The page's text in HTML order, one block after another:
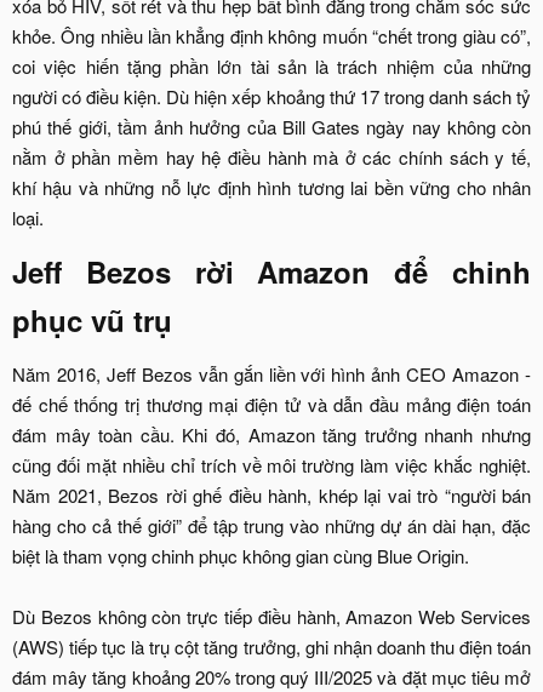
xóa bỏ HIV, sốt rét và thu hẹp bất bình đẳng trong chăm sóc sức
khỏe. Ông nhiều lần khẳng định không muốn “chết trong giàu có”,
coi việc hiến tặng phần lớn tài sản là trách nhiệm của những
người có điều kiện. Dù hiện xếp khoảng thứ 17 trong danh sách tỷ
phú thế giới, tầm ảnh hưởng của Bill Gates ngày nay không còn
nằm ở phần mềm hay hệ điều hành mà ở các chính sách y tế,
khí hậu và những nỗ lực định hình tương lai bền vững cho nhân
loại.​
Jeff Bezos rời Amazon để chinh
phục vũ trụ
Năm 2016, Jeff Bezos vẫn gắn liền với hình ảnh CEO Amazon -
đế chế thống trị thương mại điện tử và dẫn đầu mảng điện toán
đám mây toàn cầu. Khi đó, Amazon tăng trưởng nhanh nhưng
cũng đối mặt nhiều chỉ trích về môi trường làm việc khắc nghiệt.
Năm 2021, Bezos rời ghế điều hành, khép lại vai trò “người bán
hàng cho cả thế giới” để tập trung vào những dự án dài hạn, đặc
biệt là tham vọng chinh phục không gian cùng Blue Origin.
Dù Bezos không còn trực tiếp điều hành, Amazon Web Services
(AWS) tiếp tục là trụ cột tăng trưởng, ghi nhận doanh thu điện toán
đám mây tăng khoảng 20% trong quý III/2025 và đặt mục tiêu mở